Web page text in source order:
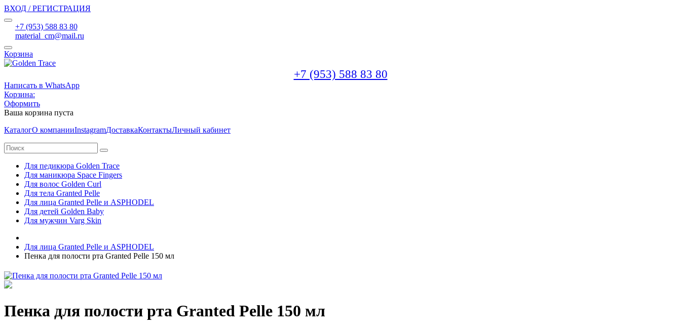
ВХОД / РЕГИСТРАЦИЯ
+7 (953) 588 83 80
material_cm@mail.ru
Корзина
+7 (953) 588 83 80
Написать в WhatsApp
Корзина:
Оформить
Ваша корзина пуста
КаталогО компанииInstagramДоставкаКонтактыЛичный кабинет
Для педикюра Golden Trace
Для маникюра Space Fingers
Для волос Golden Curl
Для тела Granted Pelle
Для лица Granted Pelle и ASPHODEL
Для детей Golden Baby
Для мужчин Varg Skin
Для лица Granted Pelle и ASPHODEL
Пенка для полости рта Granted Pelle 150 мл
Пенка для полости рта Granted Pelle 150 мл